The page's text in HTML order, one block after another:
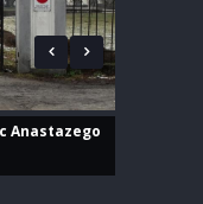
Anastazego